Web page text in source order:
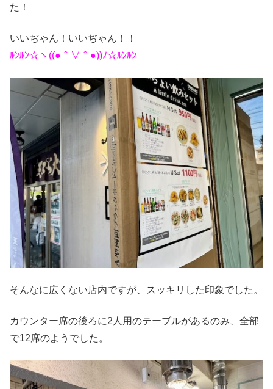
た！
いいぢゃん！いいぢゃん！！
ﾙﾝﾙﾝ☆ヽ((●＾∀＾●))ﾉ☆ﾙﾝﾙﾝ
そんなに広くない店内ですが、スッキリした印象でした。
カウンター席の後ろに2人用のテーブルがあるのみ、全部
で12席のようでした。